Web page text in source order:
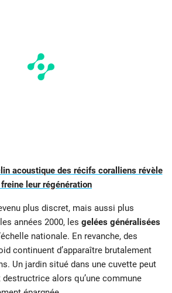
acoustique des récifs coralliens révèle
leur régénération
plus discret, mais aussi plus
années 2000, les gelées généralisées
nationale. En revanche, des
continuent d’apparaître brutalement
Un jardin situé dans une cuvette peut
alors qu’une commune